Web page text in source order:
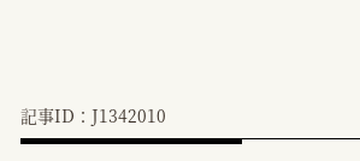
記事ID：J1342010